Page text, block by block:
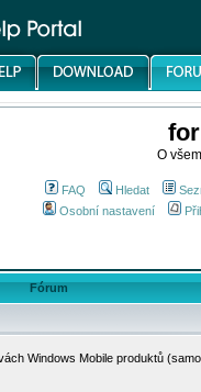
O
FAQ Hledat
Osobní nastavení
Fórum
Windows Mobile produktů